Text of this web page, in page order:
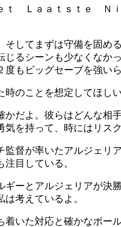
ｔ Ｌａａｔｓｔｅ Ｎ
そしてまずは守備を固
るシーンも少なくな
もビッグセーブを強い
のことを想定してほし
かだよ。彼らはどんな
を持って、時にはリス
督が率いたアルジェ
目している。
ーとアルジェリアが
考えているよ。
いた対応と確かなボー